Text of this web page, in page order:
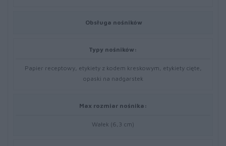
Obsługa nośników
Typy nośników:
Papier receptowy, etykiety z kodem kreskowym, etykiety cięte,
opaski na nadgarstek
Max rozmiar nośnika:
Wałek (6,3 cm)